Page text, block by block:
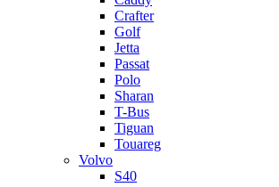
Crafter
Golf
Jetta
Passat
Polo
Sharan
T-Bus
Tiguan
Touareg
Volvo
S40